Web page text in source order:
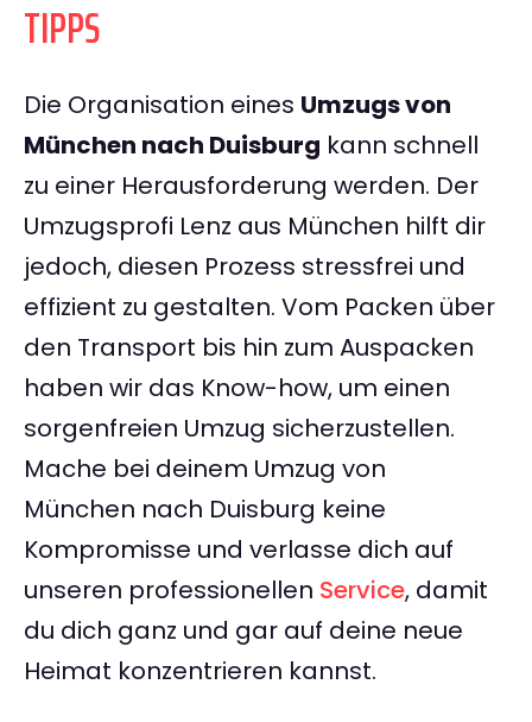
TIPPS
Die Organisation eines Umzugs von
München nach Duisburg kann schnell
zu einer Herausforderung werden. Der
Umzugsprofi Lenz aus München hilft dir
jedoch, diesen Prozess stressfrei und
effizient zu gestalten. Vom Packen über
den Transport bis hin zum Auspacken
haben wir das Know-how, um einen
sorgenfreien Umzug sicherzustellen.
Mache bei deinem Umzug von
München nach Duisburg keine
Kompromisse und verlasse dich auf
unseren professionellen Service, damit
du dich ganz und gar auf deine neue
Heimat konzentrieren kannst.